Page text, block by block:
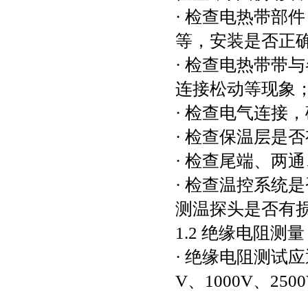
· 检查电热带部
等，安装是否正
· 检查电热带带
连接松动等现象
· 检查电气连接
· 检查保温层是
· 检查尾端、两
· 检查温控系统
测温探头是否有
1.2 绝缘电阻测量
· 绝缘电阻测试
V、1000V、